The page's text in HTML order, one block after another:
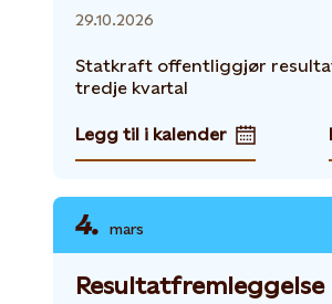
29.10.2026
Statkraft offentliggjør
tredje kvartal
Legg til i kalender
4. mars
Resultatfremleggelse